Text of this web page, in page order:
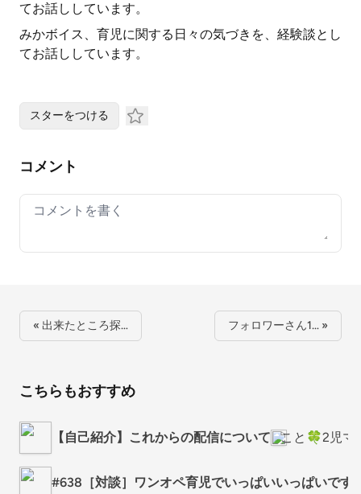
てお話ししています。
みかボイス、育児に関する日々の気づきを、経験談とし
てお話ししています。
スターをつける
コメント
Your comment
« 出来たところ探… フォロワーさん1… »
こちらもおすすめ
【自己紹介】これからの配信について こと🍀2児マ
#638［対談］ワンオペ育児でいっぱいいっぱいです